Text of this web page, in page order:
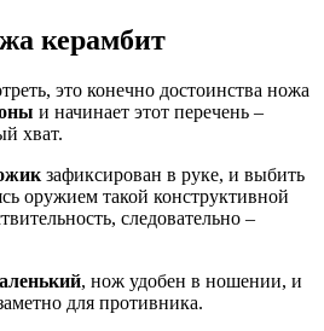
керамбит
это конечно достоинства ножа
и начинает этот перечень –
хват.
зафиксирован в руке, и выбить
оружием такой конструктивной
следовательно –
, нож удобен в ношении, и
для противника.